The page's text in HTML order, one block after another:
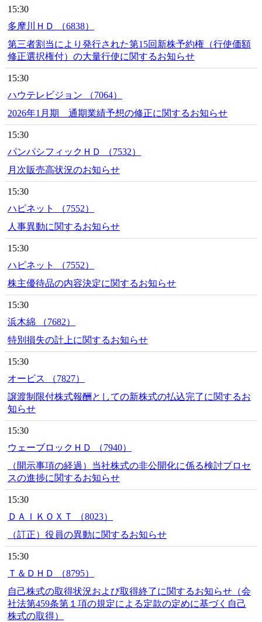
15:30
多摩川ＨＤ （6838）
第三者割当により発行された第15回新株予約権（行使価額
修正選択権付）の大量行使に関するお知らせ
15:30
ハウテレビジョン （7064）
2026年1月期 通期業績予想の修正に関するお知らせ
15:30
パンパシフィックＨＤ （7532）
月次販売高状況のお知らせ
15:30
ハピネット （7552）
人事異動に関するお知らせ
15:30
ハピネット （7552）
株主優待品の内容決定に関するお知らせ
15:30
浜木綿 （7682）
特別損失の計上に関するお知らせ
15:30
オービス （7827）
譲渡制限付株式報酬としての新株式の払込完了に関するお
知らせ
15:30
ウェーブロックＨＤ （7940）
（開示事項の経過）当社株式の非公開化に係る検討プロセ
スの進捗に関するお知らせ
15:30
ＤＡＩＫＯＸＴ （8023）
（訂正）役員の異動に関するお知らせ
15:30
Ｔ＆ＤＨＤ （8795）
自己株式の取得状況および取得終了に関するお知らせ（会
社法第459条第１項の規定による定款の定めに基づく自己
株式の取得）